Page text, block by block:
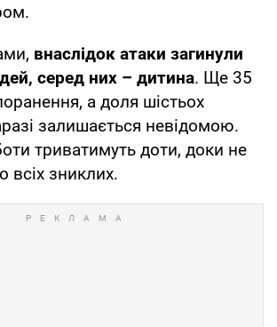
внаслідок атаки загинули
серед них – дитина. Ще 35
а доля шістьох
залишається невідомою.
триватимуть доти, доки не
всіх зниклих.